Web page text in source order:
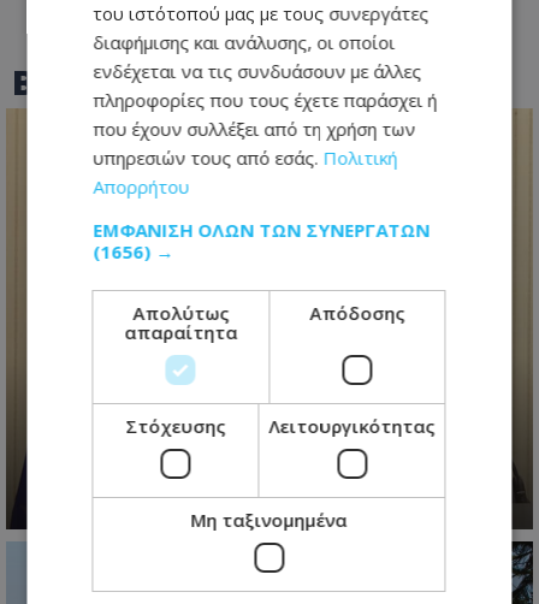
BEST OFTOTHEMAONLINE
Ανασχηματισμός με πολιτικά
μηνύματα: Ο Πρόεδρος
Χριστοδουλίδης έθεσε τον πήχη
ψηλά για τη νέα κυβέρνηση
του ιστότοπού μας με τους συνεργάτες
διαφήμισης και ανάλυσης, οι οποίοι
ενδέχεται να τις συνδυάσουν με άλλες
πληροφορίες που τους έχετε παράσχει ή
που έχουν συλλέξει από τη χρήση των
υπηρεσιών τους από εσάς. Πολιτική
Απορρήτου
ΕΜΦΆΝΙΣΗ ΌΛΩΝ ΤΩΝ ΣΥΝΕΡΓΑΤΏΝ
(1656) →
Απολύτως
απαραίτητα
Απόδοσης
Στόχευσης Λειτουργικότητας
Μη ταξινομημένα